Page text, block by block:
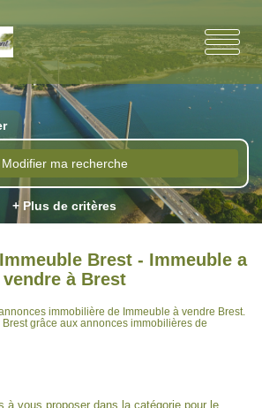
Modifier ma recherche
+ Plus de critères
Brest - Immeuble a
vendre à Brest
immobilière de Immeuble à vendre Brest.
grâce aux annonces immobilières de
à vous proposer dans la catégorie pour le